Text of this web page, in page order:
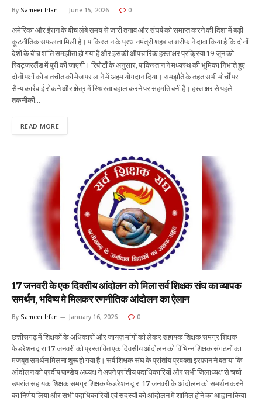
By Sameer Irfan June 15, 2026 0
अमेरिका और ईरान के बीच लंबे समय से जारी तनाव और संघर्ष को समाप्त करने की दिशा में बड़ी
कूटनीतिक सफलता मिली है। पाकिस्तान के प्रधानमंत्री शहबाज शरीफ ने दावा किया है कि दोनों
देशों के बीच शांति समझौता हो गया है और इसकी औपचारिक हस्ताक्षर प्रक्रिया 19 जून को
स्विट्जरलैंड में पूरी की जाएगी। रिपोर्टों के अनुसार, पाकिस्तान ने मध्यस्थ की भूमिका निभाते हुए
दोनों पक्षों को बातचीत की मेज पर लाने में अहम योगदान दिया। समझौते के तहत सभी मोर्चों पर
सैन्य कार्रवाई रोकने और क्षेत्र में स्थिरता बहाल करने पर सहमति बनी है। हस्ताक्षर से पहले
तकनीकी…
READ MORE
17 जनवरी के एक दिवसीय आंदोलन को मिला सर्व शिक्षक संघ का व्यापक
समर्थन, भविष्य मे मिलकर रणनीतिक आंदोलन का ऐलान
By Sameer Irfan January 16, 2026 0
छत्तीसगढ़ में शिक्षकों के अधिकारों और जायज़ मांगों को लेकर सहायक शिक्षक समग्र शिक्षक
फेडरेशन द्वारा 17 जनवरी को प्रस्तावित एक दिवसीय आंदोलन को विभिन्न शिक्षक संगठनों का
मजबूत समर्थन मिलना शुरू हो गया है। सर्व शिक्षक संघ के प्रांतीय प्रवक्ता इरफ़ान ने बताया कि
आंदोलन को प्रदीप पाण्डेय अध्यक्ष ने अपने प्रांतीय पदाधिकारियों और सभी जिलाध्यक्ष से चर्चा
उपरांत सहायक शिक्षक समग्र शिक्षक फेडरेशन द्वारा 17 जनवरी के आंदोलन को समर्थन करने
का निर्णय लिया और सभी पदाधिकारियों एवं सदस्यों को आंदोलन में शामिल होने का आह्वान किया